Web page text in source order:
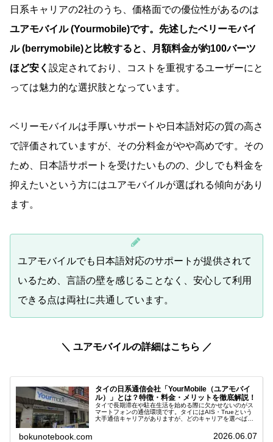
日系キャリアの2社のうち、価格面での優位性があるのは
ユアモバイル (Yourmobile)です。先述したベリーモバイ
ル (berrymobile)と比較すると、月額料金が約100バーツ
ほど安く 設定されており、コストを重視するユーザーにと
っては魅力的な選択肢となっています。
ベリーモバイルは手厚いサポートや日本語対応の質の高さ
で評価されていますが、その分料金がやや高めです。その
ため、日本語サポートを受けたいものの、少しでも料金を
抑えたいという方にはユアモバイルが選ばれる傾向があり
ます。
ユアモバイルでも日本語対応のサポートが提供されて
いるため、言語の壁を感じることなく、安心して利用
できる点は両社に共通しています。
＼ ユアモバイルの詳細はこちら ／
タイの日系通信会社「YourMobile（ユアモバイ
ル）」とは？特徴・料金・メリットを徹底解説！
タイで長期滞在や駐在生活を始める際に欠かせないのがス
マートフォンの通信環境です。タイにはAIS・Trueという
大手通信キャリアがありますが、どのキャリアを選べばい
bokunotebook.com 2026.06.07